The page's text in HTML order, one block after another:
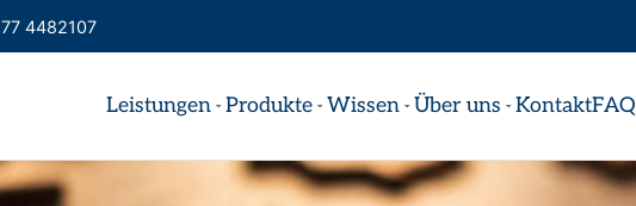
4482107
Leistungen Produkte Wissen Über uns KontaktFAQ